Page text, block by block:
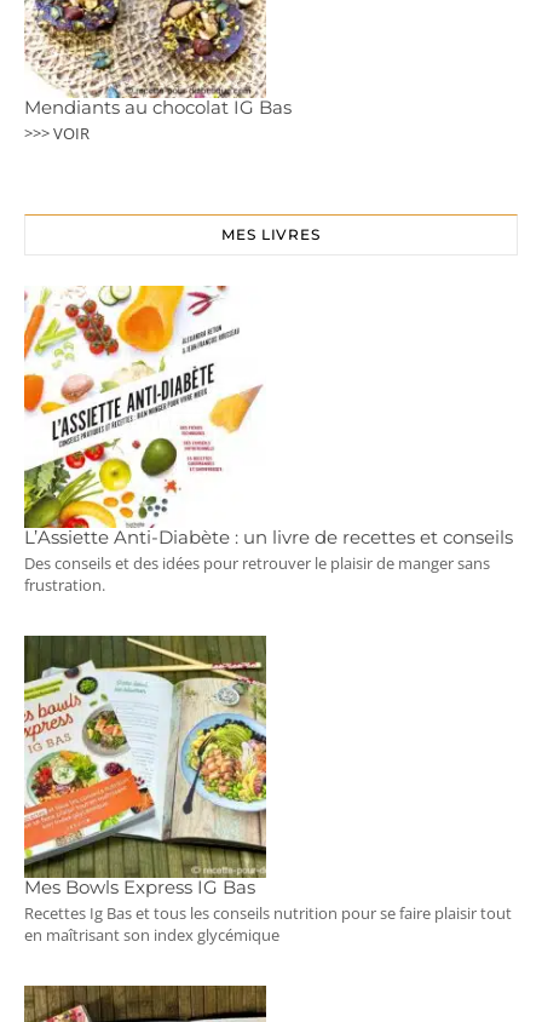
Mendiants au chocolat IG Bas
>>> VOIR
MES LIVRES
L’Assiette Anti-Diabète : un livre de recettes et conseils
Des conseils et des idées pour retrouver le plaisir de manger sans
frustration.
Mes Bowls Express IG Bas
Recettes Ig Bas et tous les conseils nutrition pour se faire plaisir tout
en maîtrisant son index glycémique